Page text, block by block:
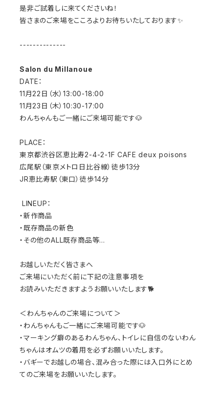
是非ご試着しに来てくださいね！
皆さまのご来場をこころよりお待ちいたしております✨
--------------
Salon du Millanoue
DATE：
11月22日（水）13:00-18:00
11月23日（木）10:30-17:00
わんちゃんもご一緒にご来場可能です🐶
PLACE：
東京都渋谷区恵比寿2-4-2-1F CAFE deux poisons
広尾駅（東京メトロ日比谷線）徒歩13分
JR恵比寿駅（東口）徒歩14分
LINEUP：
・新作商品
・既存商品の新色
・その他のALL既存商品等...
お越しいただく皆さまへ
ご来場にいただく前に下記の注意事項を
お読みいただきますようお願いいたします🐕
＜わんちゃんのご来場について＞
・わんちゃんもご一緒にご来場可能です🐶
・マーキング癖のあるわんちゃん、トイレに自信のないわん
ちゃんはオムツの着用を必ずお願いいたします。
・バギーでお越しの場合、混み合った際には入口外にとめ
てのご来場をお願いいたします。